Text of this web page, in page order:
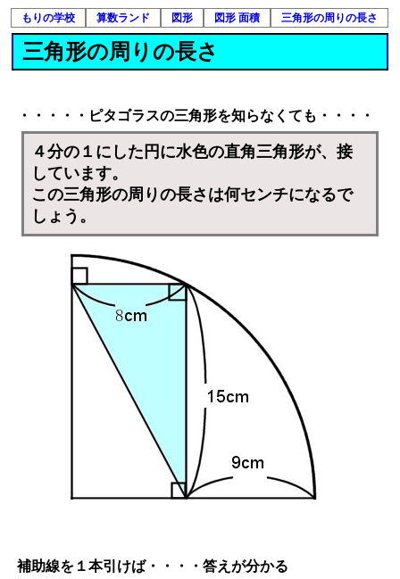
もりの学校 算数ランド 図形 図形 面積 三角形の周りの長さ
三角形の周りの長さ
・・・・・ピタゴラスの三角形を知らなくても・・・・
４分の１にした円に水色の直角三角形が、接
しています。
この三角形の周りの長さは何センチになるで
しょう。
補助線を１本引けば・・・・答えが分かる